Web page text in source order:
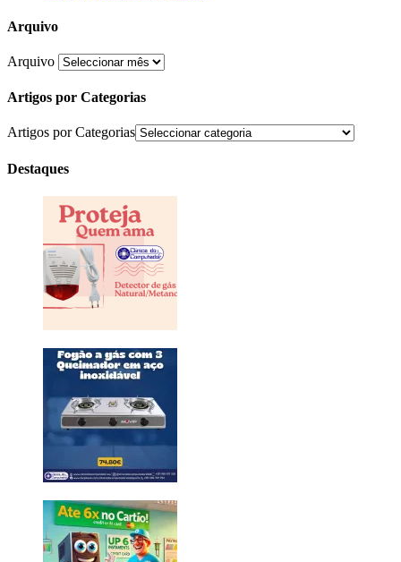
Arquivo
Arquivo
Artigos por Categorias
Artigos por Categorias
Destaques